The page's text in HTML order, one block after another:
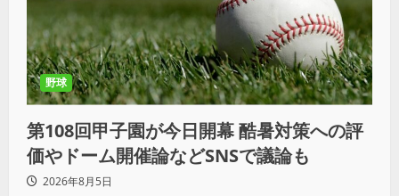
野球
第108回甲子園が今日開幕 酷暑対策への評
価やドーム開催論などSNSで議論も
2026年8月5日